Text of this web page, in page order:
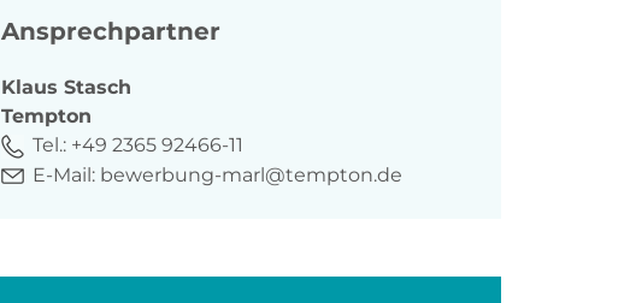
Ansprechpartner
Klaus Stasch
Tempton
Tel.: +49 2365 92466-11
E-Mail: bewerbung-marl@tempton.de